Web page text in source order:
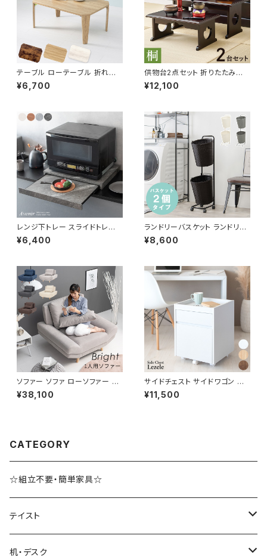
テーブル ローテーブル 折れ脚
テーブル リビングテーブル セン
ターテーブル 幅75
¥6,700
供物台2点セット 折りたたみ式
供養机 お供え机 お供え台 御供
物台 お経 仏壇 仏事 仏具 経机
¥12,100
レンジ下トレー スライドトレー
家電置き レンジボード スライド
テーブル キッチン収納
¥6,400
ランドリーバスケット ランドリー
ワゴン 洗濯カゴ キャスター付 ラ
ンドリー収納 新生活 一人暮らし
¥8,600
ソファー ソファ ローソファー 一
人掛けソファ 一人暮らし 新生活
幅108 奥行96
¥38,100
サイドチェスト サイドワゴン デ
スクチェスト デスクワゴン オフ
ィス収納 サイドキャビネット 新
¥11,500
CATEGORY
☆組立不要・簡単家具☆
テイスト
ブルックリンスタイル
机・デスク